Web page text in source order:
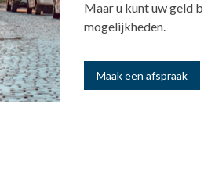
Maar u kunt uw geld
mogelijkheden.
Maak een afspraak